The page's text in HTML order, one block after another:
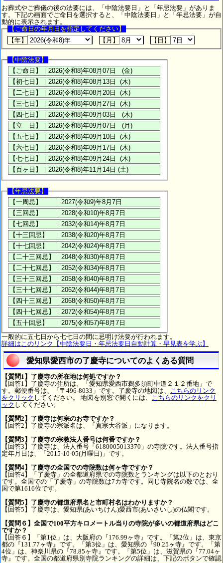
お葬式やご葬儀の後の法要には、「中陰法要日」と「年忌法要」がありま
す。下記の画面でご命日を選択すると、「中陰法要日」と「年忌法要」が自
動的に表示されます。
【ご命日の年月日を指定してください】
【年】
【月】 【日】
【中陰法要】
【年忌法要】
一般的に五七日から七七日の間に忌明け法要が行われます。
詳細はこのリンク【中陰法要日・年忌法要日自動計算・早見表を学ぶ】
愛知県愛西市の了慶寺についてのよくある質問
【質問1】了慶寺の所在地は何処ですか？
【回答1】了慶寺の住所は、「愛知県愛西市鵜多須町中道２１２番地」で
す。郵便番号は、「〒496-8033」です。了慶寺の地図は、 こちらのリンク
をクリック してください。 地図を別窓で開くには、 こちらのリンクをクリ
ック してください。
【質問2】了慶寺は何宗のお寺ですか？
【回答2】了慶寺の宗派名は、「真宗大谷派」になります。
【質問3】了慶寺の宗教法人番号は何番ですか？
【回答3】了慶寺は、法人番号「6180005013370」の寺院です。法人番号指
定年月日は、「2015-10-05(月曜日)」です。
【質問4】了慶寺の全国での寺院数は何ヶ寺ですか？
【回答4】「了慶寺」の全都道府県での寺院数とランキングは以下のとおり
です。全国での「了慶寺」の寺院数は7カ寺です。同じ寺院名の数では、全
国で第1616位です。
【質問5】了慶寺の都道府県名と市町村名はわかりますか？
【回答5】了慶寺は、愛知県(あいちけん)愛西市(あいさいし)の仏閣です。
【質問６】全国で100平方キロメートル当りの寺院が多いの都道府県はどこ
ですか？
【回答６】「第1位」は、大阪府の『176.99ヶ寺』です。「第2位」は、東京
都の『131.77ヶ寺』です。「第3位」は、愛知県の『90.25ヶ寺』です。「第
4位」は、神奈川県の『78.85ヶ寺』です。「第5位」は、滋賀県の『77.04ヶ
寺』です。全国の都道府県別寺院ランキングの詳細は、下記のボタンで確認